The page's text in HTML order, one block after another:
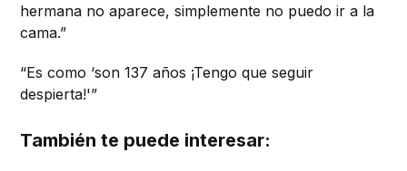
hermana no aparece, simplemente no puedo ir a la
cama.”
“Es como ‘son 137 años ¡Tengo que seguir
despierta!'”
También te puede interesar: